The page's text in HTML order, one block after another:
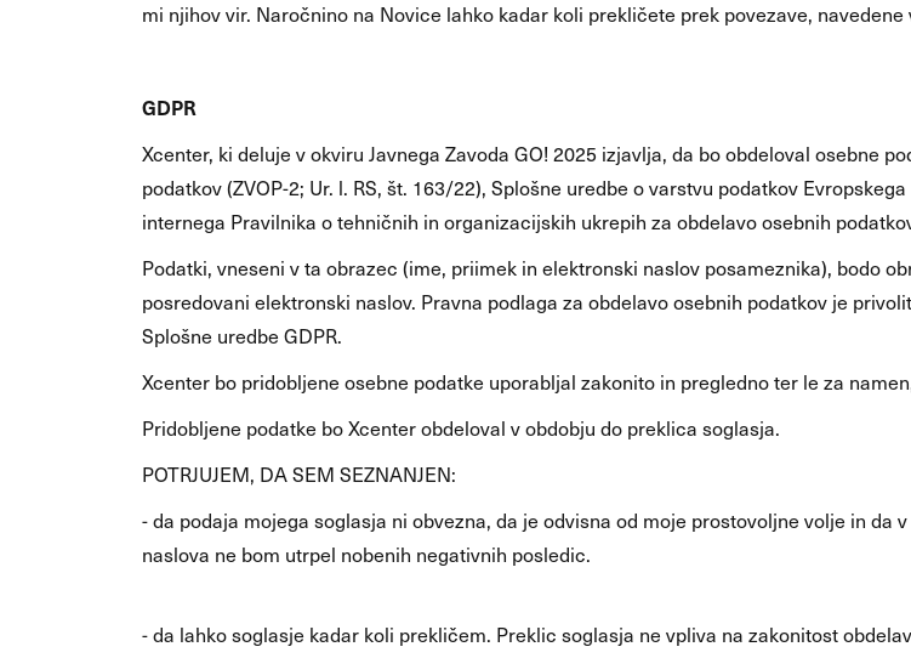
mi njihov vir. Naročnino na Novice lahko kadar koli prekličete prek povezave,
GDPR
Xcenter, ki deluje v okviru Javnega Zavoda GO! 2025 izjavlja, da bo obdeloval osebne
podatkov (ZVOP-2; Ur. l. RS, št. 163/22), Splošne uredbe o varstvu podatkov
internega Pravilnika o tehničnih in organizacijskih ukrepih za obdelavo osebnih
Podatki, vneseni v ta obrazec (ime, priimek in elektronski naslov posameznika), bodo
posredovani elektronski naslov. Pravna podlaga za obdelavo osebnih podatkov je
Splošne uredbe GDPR.
Xcenter bo pridobljene osebne podatke uporabljal zakonito in pregledno ter le za
Pridobljene podatke bo Xcenter obdeloval v obdobju do preklica soglasja.
POTRJUJEM, DA SEM SEZNANJEN:
- da podaja mojega soglasja ni obvezna, da je odvisna od moje prostovoljne volje in da
naslova ne bom utrpel nobenih negativnih posledic.
- da lahko soglasje kadar koli prekličem. Preklic soglasja ne vpliva na zakonitost